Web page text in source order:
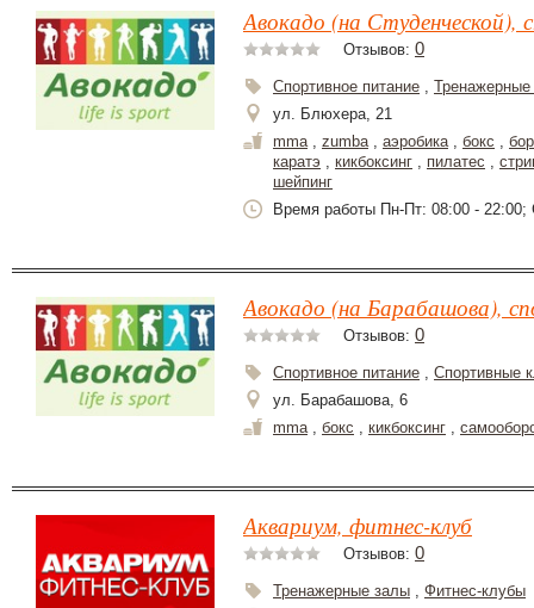
Авокадо (на Студенческой),
Отзывов: 0
Спортивное питание ,
ул. Блюхера, 21
mma, zumba, аэробика, бокс ,
каратэ , кикбоксинг , пилатес ,
шейпинг
Время работы Пн-Пт: 08:00 - 22:00;
Авокадо (на Барабашова),
Отзывов: 0
Спортивное питание , Спортивные
ул. Барабашова, 6
mma, бокс , кикбоксинг ,
Аквариум, фитнес-клуб
Отзывов: 0
Тренажерные залы , Фитнес-клубы